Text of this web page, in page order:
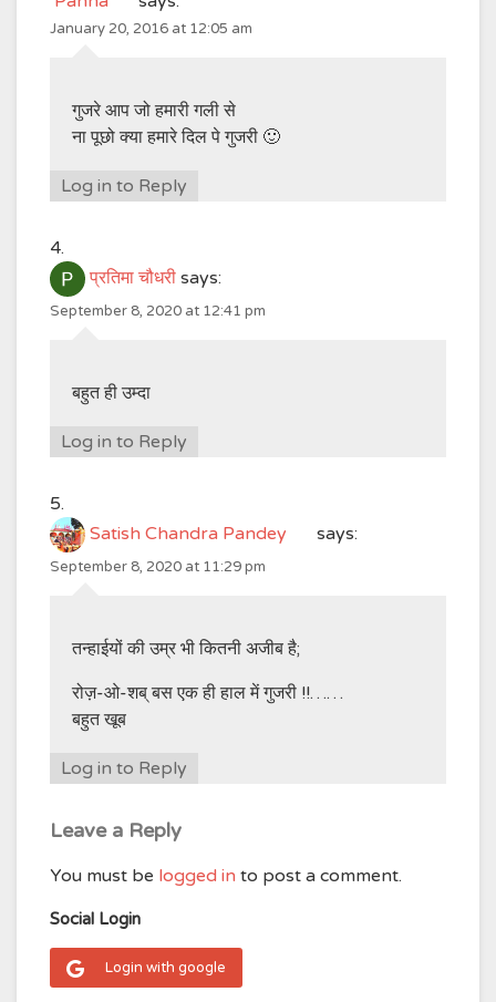
January 20, 2016 at 12:05 am
गुजरे आप जो हमारी गली से
ना पूछो क्या हमारे दिल पे गुजरी 🙂
Log in to Reply
प्रतिमा चौधरी says:
September 8, 2020 at 12:41 pm
बहुत ही उम्दा
Log in to Reply
Satish Chandra Pandey says:
September 8, 2020 at 11:29 pm
तन्हाईयों की उम्र भी कितनी अजीब है;
रोज़-ओ-शब् बस एक ही हाल में गुजरी !!……
बहुत खूब
Log in to Reply
Leave a Reply
You must be logged in to post a comment.
Social Login
Login with google